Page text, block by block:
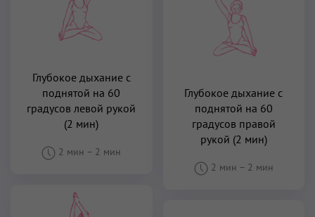
Глубокое дыхание с
поднятой на 60
градусов левой рукой
(2 мин)
2 мин – 2 мин
Глубокое дыхание с
поднятой на 60
градусов правой
рукой (2 мин)
2 мин – 2 мин